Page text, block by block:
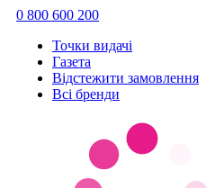
0 800 600 200
Точки видачi
Газета
Відстежити замовлення
Всі бренди